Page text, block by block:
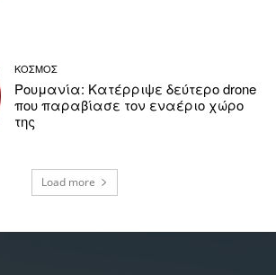
ΚΟΣΜΟΣ
Ρουμανία: Κατέρριψε δεύτερο drone
που παραβίασε τον εναέριο χώρο
της
Load more